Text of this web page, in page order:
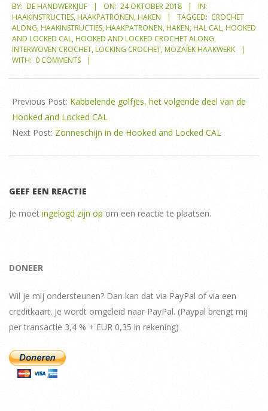
10-
24
BY: DE HANDWERKJUF ON: 24 OKTOBER 2018
IN:
HAAKINSTRUCTIES,HAAKPATRONEN,HAKEN TAGGED: CROCHET
ALONG,HAAKINSTRUCTIES,HAAKPATRONEN,HAKEN,HAL CAL,HOOKED
AND LOCKED CAL,HOOKED AND LOCKED CROCHET ALONG,
INTERWOVEN CROCHET,LOCKING CROCHET,MOZAÏEK HAAKWERK
WITH: 0 COMMENTS
Previous Post: Kabbelende golfjes, het volgende deel van de
Hooked and Locked CAL
Next Post: Zonneschijn in de Hooked and Locked CAL
GEEF EEN REACTIE
Je moet ingelogd zijn op om een reactie te plaatsen.
DONEER
Wil je mij ondersteunen? Dan kan dat via PayPal of via een
creditkaart. Je wordt omgeleid naar PayPal. (Paypal brengt mij
per transactie 3,4 % + EUR 0,35 in rekening)